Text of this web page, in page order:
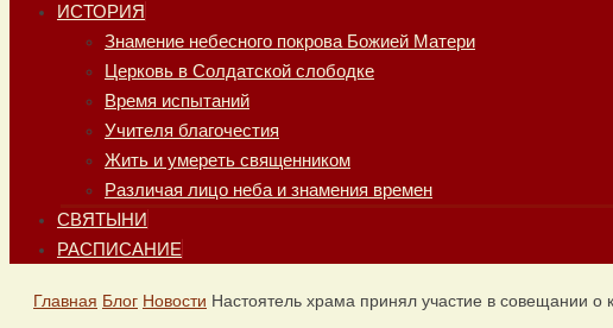
ИСТОРИЯ
Знамение небесного покрова Божией Матери
Церковь в Солдатской слободке
Время испытаний
Учителя благочестия
Жить и умереть священником
Различая лицо неба и знамения времен
СВЯТЫНИ
РАСПИСАНИЕ
Главная Блог Новости Настоятель храма принял участие в совещании о